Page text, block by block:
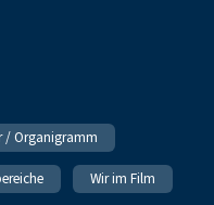
/ Organigramm
Wir im Film